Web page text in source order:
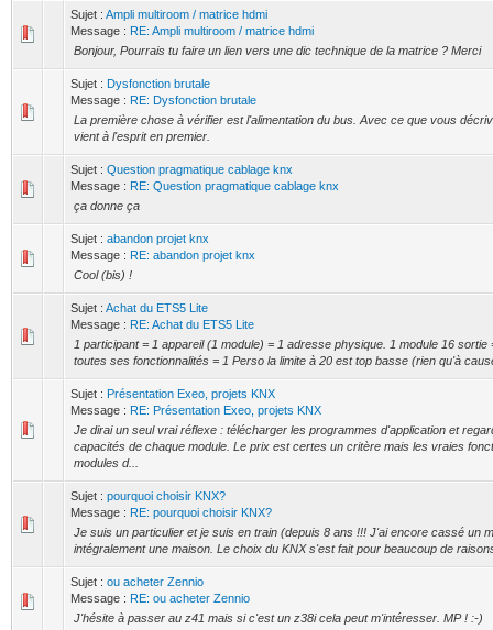
Sujet : Ampli multiroom / matrice hdmi
Message : RE: Ampli multiroom / matrice hdmi
Bonjour, Pourrais tu faire un lien vers une dic technique de la matrice ? Merci
Sujet : Dysfonction brutale
Message : RE: Dysfonction brutale
La première chose à vérifier est l'alimentation du bus. Avec ce que vous
vient à l'esprit en premier.
Sujet : Question pragmatique cablage knx
Message : RE: Question pragmatique cablage knx
ça donne ça
Sujet : abandon projet knx
Message : RE: abandon projet knx
Cool (bis) !
Sujet : Achat du ETS5 Lite
Message : RE: Achat du ETS5 Lite
1 participant = 1 appareil (1 module) = 1 adresse physique. 1 module 16
toutes ses fonctionnalités = 1 Perso la limite à 20 est top basse (rien qu'à
Sujet : Présentation Exeo, projets KNX
Message : RE: Présentation Exeo, projets KNX
Je dirai un seul vrai réflexe : télécharger les programmes d'application et
capacités de chaque module. Le prix est certes un critère mais les vraies
modules d...
Sujet : pourquoi choisir KNX?
Message : RE: pourquoi choisir KNX?
Je suis un particulier et je suis en train (depuis 8 ans !!! J'ai encore cassé un
intégralement une maison. Le choix du KNX s'est fait pour beaucoup de
Sujet : ou acheter Zennio
Message : RE: ou acheter Zennio
J'hésite à passer au z41 mais si c'est un z38i cela peut m'intéresser. MP ! :-)